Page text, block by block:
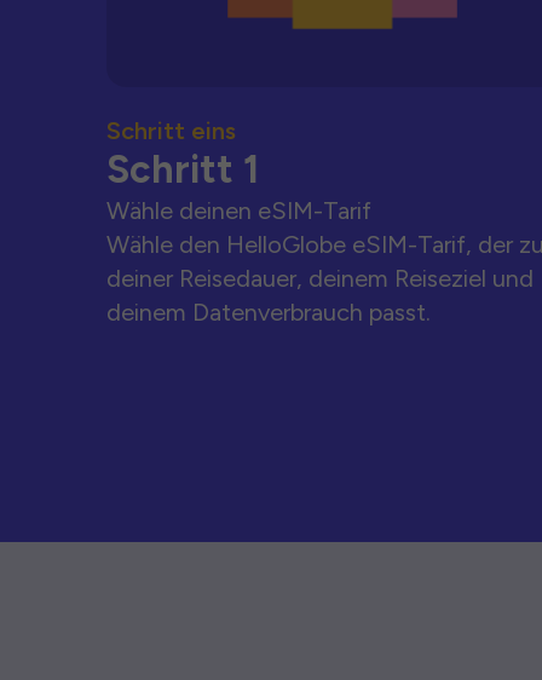
Schritt eins
Schritt 1
Wähle deinen eSIM-Tarif
Wähle den HelloGlobe eSIM-Tarif, der
deiner Reisedauer, deinem Reiseziel und
deinem Datenverbrauch passt.